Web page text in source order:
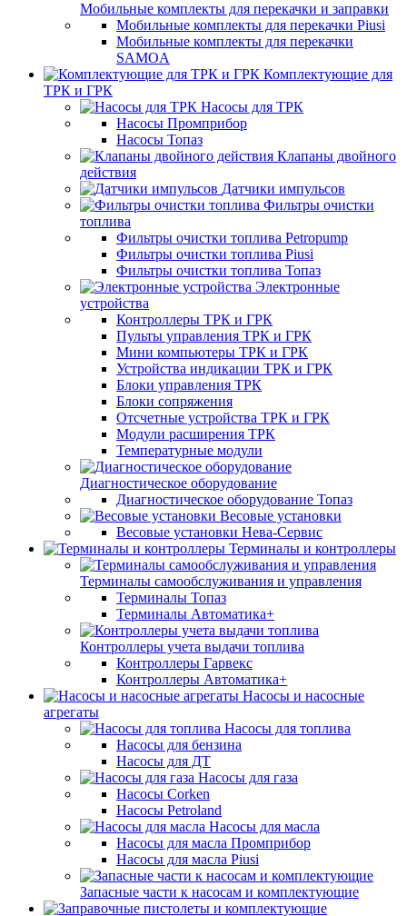
Мобильные комплекты для перекачки и заправки
Мобильные комплекты для перекачки Piusi
Мобильные комплекты для перекачки
SAMOA
Комплектующие для
ТРК и ГРК
Насосы для ТРК
Насосы Промприбор
Насосы Топаз
Клапаны двойного
действия
Датчики импульсов
Фильтры очистки
топлива
Фильтры очистки топлива Petropump
Фильтры очистки топлива Piusi
Фильтры очистки топлива Топаз
Электронные
устройства
Контроллеры ТРК и ГРК
Пульты управления ТРК и ГРК
Мини компьютеры ТРК и ГРК
Устройства индикации ТРК и ГРК
Блоки управления ТРК
Блоки сопряжения
Отсчетные устройства ТРК и ГРК
Модули расширения ТРК
Температурные модули
Диагностическое оборудование
Диагностическое оборудование Топаз
Весовые установки
Весовые установки Нева-Сервис
Терминалы и контроллеры
Терминалы самообслуживания и управления
Терминалы Топаз
Терминалы Автоматика+
Контроллеры учета выдачи топлива
Контроллеры Гарвекс
Контроллеры Автоматика+
Насосы и насосные
агрегаты
Насосы для топлива
Насосы для бензина
Насосы для ДТ
Насосы для газа
Насосы Corken
Насосы Petroland
Насосы для масла
Насосы для масла Промприбор
Насосы для масла Piusi
Запасные части к насосам и комплектующие